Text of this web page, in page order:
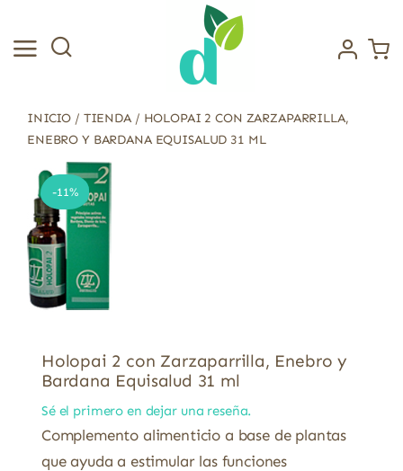
contenido
INICIO / TIENDA/ HOLOPAI 2 CON ZARZAPARRILLA,
ENEBRO Y BARDANA EQUISALUD 31 ML
-11%
Holopai 2 con Zarzaparrilla, Enebro y
Bardana Equisalud 31 ml
Sé el primero en dejar una reseña.
Complemento alimenticio a base de plantas
que ayuda a estimular las funciones